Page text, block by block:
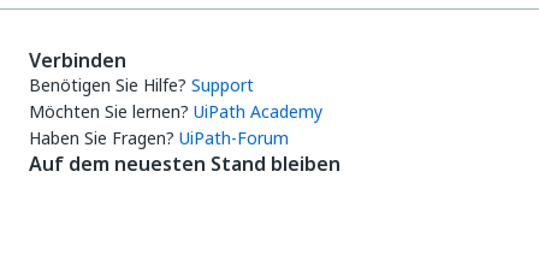
Verbinden
Benötigen Sie Hilfe? Support
Möchten Sie lernen? UiPath Academy
Haben Sie Fragen? UiPath-Forum
Auf dem neuesten Stand bleiben